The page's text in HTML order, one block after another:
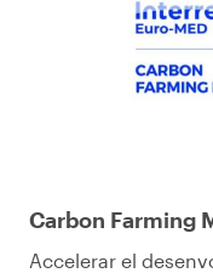
Carbon Farming
Accelerar el